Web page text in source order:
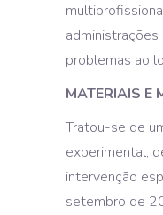
problemas ao
MATERIAIS E
Tratou-se de
experimental,
intervenção
setembro de